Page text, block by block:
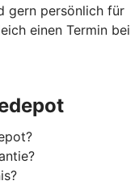
gern persönlich für
einen Termin bei